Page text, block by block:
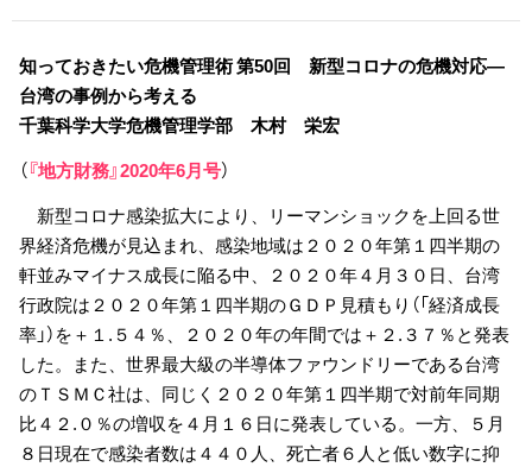
知っておきたい危機管理術 第50回 新型コロナの危機対応―
台湾の事例から考える
千葉科学大学危機管理学部 木村 栄宏
（『地方財務』2020年6月号）
新型コロナ感染拡大により、リーマンショックを上回る世
界経済危機が見込まれ、感染地域は２０２０年第１四半期の
軒並みマイナス成長に陥る中、２０２０年４月３０日、台湾
行政院は２０２０年第１四半期のＧＤＰ見積もり（「経済成長
率」）を＋１.５４％、２０２０年の年間では＋２.３７％と発表
した。また、世界最大級の半導体ファウンドリーである台湾
のＴＳＭＣ社は、同じく２０２０年第１四半期で対前年同期
比４２.０％の増収を４月１６日に発表している。一方、５月
８日現在で感染者数は４４０人、死亡者６人と低い数字に抑